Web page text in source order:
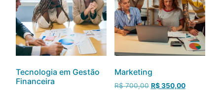
Tecnologia em Gestão
Financeira
Marketing
R$700,00 R$350,00